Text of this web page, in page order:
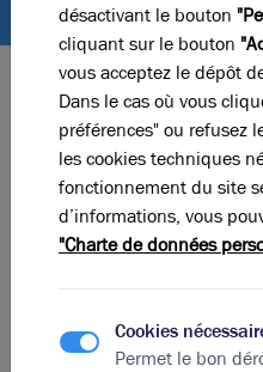
Les contenus
immobilier
Tout connaître
l’immobilier
désactivant le bouton
cliquant sur le bouton
vous acceptez le dépôt
Dans le cas où vous
préférences" ou refusez
les cookies techniques
fonctionnement du site
d’informations, vous
"Charte de données
Cookies
Permet le bon